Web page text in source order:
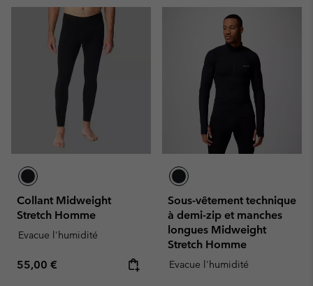
Collant Midweight
Stretch Homme
Evacue l'humidité
Regular price:
55,00 €
Sous-vêtement technique
à demi-zip et manches
longues Midweight
Stretch Homme
Evacue l'humidité